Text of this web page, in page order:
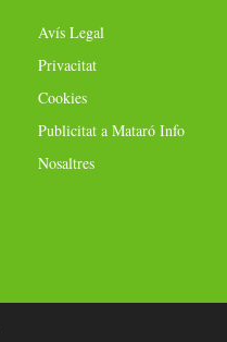
Avís Legal
Privacitat
Cookies
Publicitat a Mataró Info
Nosaltres